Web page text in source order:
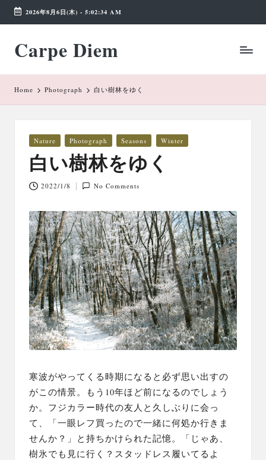
Skip
content
2026年8月6日(木) - 5:02:34 AM
Carpe Diem
Weekend
Wonderland
Home Photograph 白い樹林をゆく
Posted
Nature Photograph Seasons Winter
白い樹林をゆく
2022/1/8 No Comments
寒波がやってくる時期になると必ず思い出すの
がこの情景。もう10年ほど前になるのでしょう
か。フジカラー時代の友人と久しぶりに会っ
て、「一眼レフ買ったので一緒に何処か行きま
せんか？」と持ちかけられた記憶。「じゃあ、
樹氷でも見に行く？スタッドレス履いてるよ